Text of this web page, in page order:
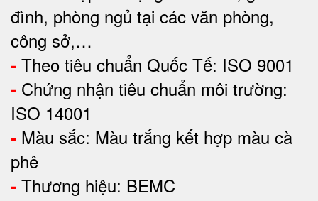
đình, phòng ngủ tại các văn phòng,
công sở,…
- Theo tiêu chuẩn Quốc Tế: ISO 9001
- Chứng nhận tiêu chuẩn môi trường:
ISO 14001
- Màu sắc: Màu trắng kết hợp màu cà
phê
- Thương hiệu: BEMC